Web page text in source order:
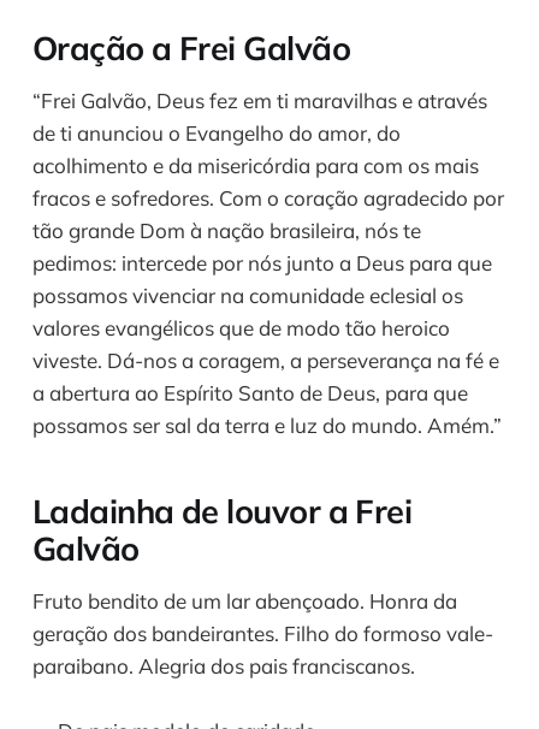
Oração a Frei Galvão
“Frei Galvão, Deus fez em ti maravilhas e através
de ti anunciou o Evangelho do amor, do
acolhimento e da misericórdia para com os mais
fracos e sofredores. Com o coração agradecido por
tão grande Dom à nação brasileira, nós te
pedimos: intercede por nós junto a Deus para que
possamos vivenciar na comunidade eclesial os
valores evangélicos que de modo tão heroico
viveste. Dá-nos a coragem, a perseverança na fé e
a abertura ao Espírito Santo de Deus, para que
possamos ser sal da terra e luz do mundo. Amém.”
Ladainha de louvor a Frei
Galvão
Fruto bendito de um lar abençoado. Honra da
geração dos bandeirantes. Filho do formoso vale-
paraibano. Alegria dos pais franciscanos.